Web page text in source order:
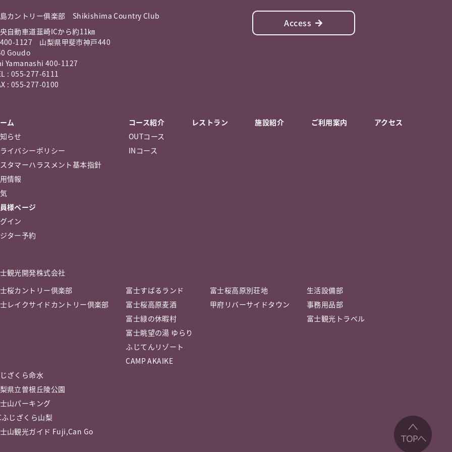
カントリー俱楽部 Shikishima Country Club
自動車道韮崎ICから約11㎞
1127 山梨県甲斐市神戸440
Goudo
Yamanashi 400-1127
: 055-277-6111
: 055-277-0100
Access
ム
らせ
イバシーポリシー
タマーハラスメント基本指針
情報
コース紹介
OUTコース
INコース
レストラン 施設紹介 ご利用案内 アクセス
様ページ
イン
ター予約
観光開発株式会社
桜カントリー倶楽部
レイクサイドカントリー倶楽部
富士すばるランド
富士桜高原麦酒
富士緑の休暇村
富士眺望の湯 ゆらり
ふじてんリゾート
CAMP AKAIKE
富士桜高原別荘地
甲府リバーサイドタウン
生活設備部
事務用品部
富士観光トラべル
ざくら命水
県立曽根丘陵公園
山パーキング
ふじざくら山梨
山観光ガイド Fuji,Can Go